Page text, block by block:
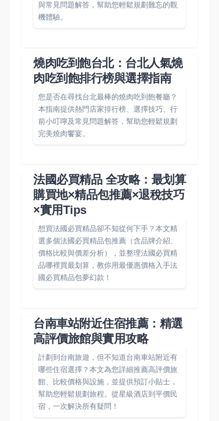
與常見問題解答，幫助您輕鬆規劃難忘的觀
機體驗。
燒肉吃到飽台北：台北人氣燒
肉吃到飽排行榜與選擇指南
您是否在尋找台北最棒的燒肉吃到飽餐廳？
本指南提供熱門店家排行榜、選擇技巧、行
前小叮嚀及常見問題解答，幫助您輕鬆規劃
完美燒肉饗宴。
法國必買精品 全攻略：最划算
購買地×精品包推薦×退稅技巧
×實用Tips
想買法國必買精品卻不知從何下手？本文精
選多個法國必買精品包推薦（含品牌介紹、
價格比較與價差分析），並整理法國必買精
品哪裡買最划算，教你用最優惠價格入手法
國必買精品包夢幻款！
台南車站附近住宿推薦：精選
高評價旅館與實用攻略
計劃到台南旅遊，但不知道台南車站附近有
哪些住宿選擇？本文為您詳細推薦高評價旅
館、比較價格與設施，並提供預訂小貼士，
幫助您輕鬆規劃旅程。從星級酒店到平價民
宿，一次解決所有疑問！